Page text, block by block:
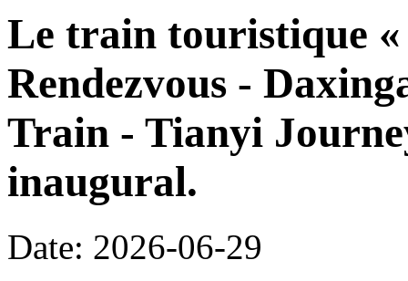
Le train touristique
Rendezvous -
Train - Tianyi
inaugural.
Date: 2026-06-29